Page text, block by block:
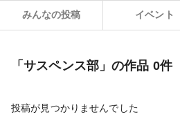
みんなの投稿 イベント
「サスペンス部」の作品 0件
投稿が見つかりませんでした